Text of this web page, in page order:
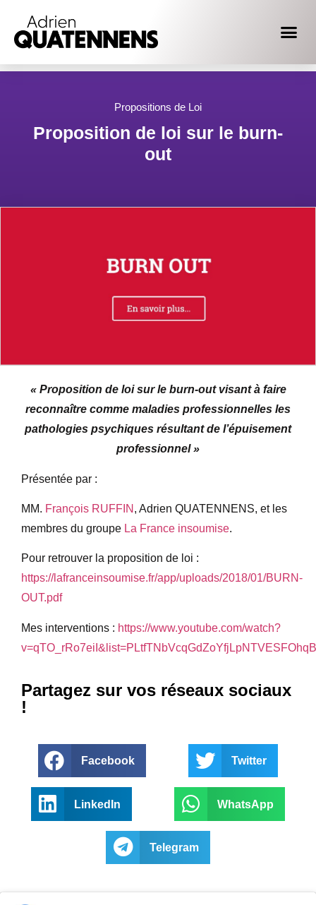
Propositions de Loi
Proposition de loi sur le burn-
out
« Proposition de loi sur le burn-out visant à faire
reconnaître comme maladies professionnelles les
pathologies psychiques résultant de l’épuisement
professionnel »
Présentée par :
MM. François RUFFIN , Adrien QUATENNENS, et les
membres du groupe La France insoumise.
Pour retrouver la proposition de loi :
https://lafranceinsoumise.fr/app/uploads/2018/01/BURN-
OUT.pdf
Mes interventions : https://www.youtube.com/watch?
Partagez sur vos réseaux sociaux
!
Facebook Twitter
LinkedIn WhatsApp
Telegram